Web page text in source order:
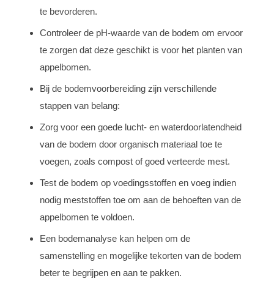
te bevorderen.
Controleer de pH-waarde van de bodem om ervoor
te zorgen dat deze geschikt is voor het planten van
appelbomen.
Bij de bodemvoorbereiding zijn verschillende
stappen van belang:
Zorg voor een goede lucht- en waterdoorlatendheid
van de bodem door organisch materiaal toe te
voegen, zoals compost of goed verteerde mest.
Test de bodem op voedingsstoffen en voeg indien
nodig meststoffen toe om aan de behoeften van de
appelbomen te voldoen.
Een bodemanalyse kan helpen om de
samenstelling en mogelijke tekorten van de bodem
beter te begrijpen en aan te pakken.